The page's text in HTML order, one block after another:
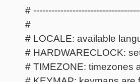
#
#
# LOCALE: available
# HARDWARECLOCK:
# TIMEZONE: timezones